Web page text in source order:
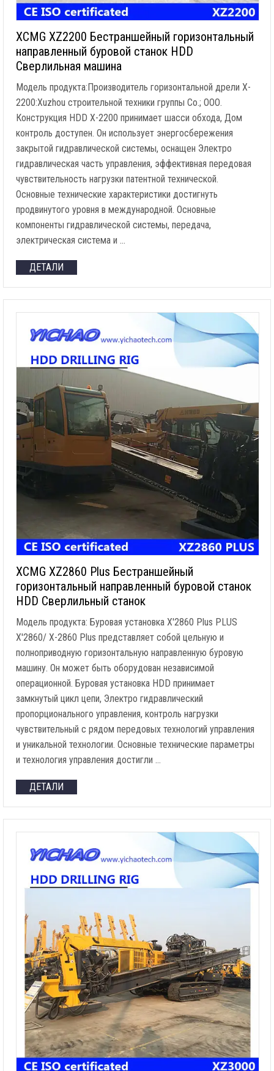
XCMG XZ2200 Бестраншейный горизонтальный
направленный буровой станок HDD
Сверлильная машина
Модель продукта:Производитель горизонтальной дрели X-
2200:Xuzhou строительной техники группы Co.; ООО.
Конструкция HDD X-2200 принимает шасси обхода, Дом
контроль доступен. Он использует энергосбережения
закрытой гидравлической системы, оснащен Электро
гидравлическая часть управления, эффективная передовая
чувствительность нагрузки патентной технической.
Основные технические характеристики достигнуть
продвинутого уровня в международной. Основные
компоненты гидравлической системы, передача,
электрическая система и …
ДЕТАЛИ
XCMG XZ2860 Plus Бестраншейный
горизонтальный направленный буровой станок
HDD Сверлильный станок
Модель продукта: Буровая установка X'2860 Plus PLUS
X'2860/ X-2860 Plus представляет собой цельную и
полноприводную горизонтальную направленную буровую
машину. Он может быть оборудован независимой
операционной. Буровая установка HDD принимает
замкнутый цикл цепи, Электро гидравлический
пропорционального управления, контроль нагрузки
чувствительный с рядом передовых технологий управления
и уникальной технологии. Основные технические параметры
и технология управления достигли …
ДЕТАЛИ